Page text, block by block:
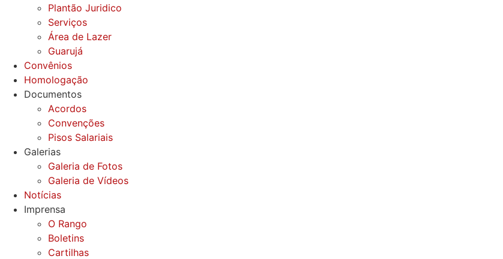
Plantão Juridico
Serviços
Área de Lazer
Guarujá
Convênios
Homologação
Documentos
Acordos
Convenções
Pisos Salariais
Galerias
Galeria de Fotos
Galeria de Vídeos
Notícias
Imprensa
O Rango
Boletins
Cartilhas